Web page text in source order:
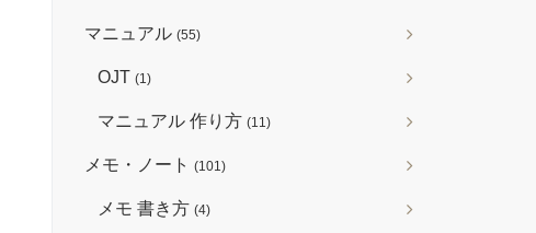
マニュアル (55)
OJT (1)
マニュアル 作り方 (11)
メモ・ノート (101)
メモ 書き方 (4)